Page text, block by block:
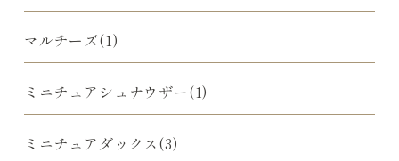
マルチーズ(1)
ミニチュアシュナウザー(1)
ミニチュアダックス(3)